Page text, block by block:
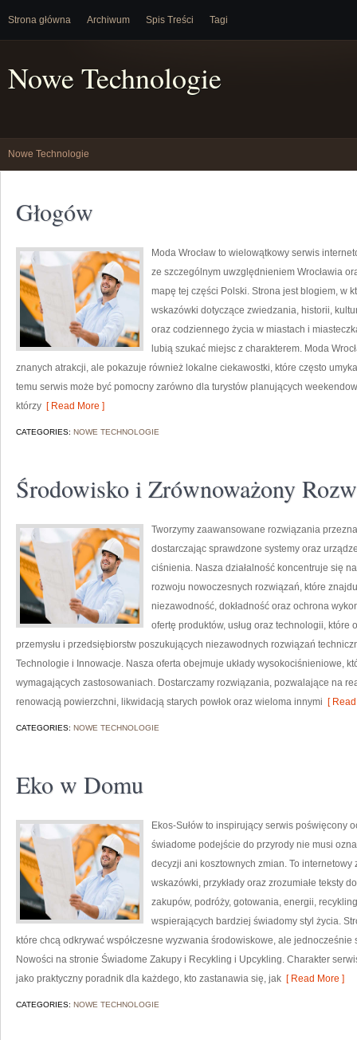
Strona główna Archiwum Spis Treści Tagi
Nowe Technologie
Nowe Technologie
Głogów
Moda Wrocław to wielowątkowy serwis
ze szczególnym uwzględnieniem Wrocławia
mapę tej części Polski. Strona jest blogiem, w
wskazówki dotyczące zwiedzania, historii,
oraz codziennego życia w miastach i
lubią szukać miejsc z charakterem. Moda
znanych atrakcji, ale pokazuje również lokalne ciekawostki, które często
temu serwis może być pomocny zarówno dla turystów planujących
którzy [ Read More ]
CATEGORIES: NOWE TECHNOLOGIE
Środowisko i Zrównoważony
Tworzymy zaawansowane rozwiązania
dostarczając sprawdzone systemy oraz
ciśnienia. Nasza działalność koncentruje się
rozwoju nowoczesnych rozwiązań, które
niezawodność, dokładność oraz ochrona
ofertę produktów, usług oraz technologii,
przemysłu i przedsiębiorstw poszukujących niezawodnych rozwiązań
Technologie i Innowacje. Nasza oferta obejmuje układy wysokociśnieniowe,
wymagających zastosowaniach. Dostarczamy rozwiązania, pozwalające na
renowacją powierzchni, likwidacją starych powłok oraz wieloma innymi [
CATEGORIES: NOWE TECHNOLOGIE
Eko w Domu
Ekos-Sułów to inspirujący serwis poświęcony
świadome podejście do przyrody nie musi
decyzji ani kosztownych zmian. To
wskazówki, przykłady oraz zrozumiałe teksty
zakupów, podróży, gotowania, energii,
wspierających bardziej świadomy styl życia.
które chcą odkrywać współczesne wyzwania środowiskowe, ale
Nowości na stronie Świadome Zakupy i Recykling i Upcykling. Charakter
jako praktyczny poradnik dla każdego, kto zastanawia się, jak [ Read More ]
CATEGORIES: NOWE TECHNOLOGIE